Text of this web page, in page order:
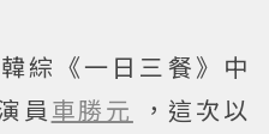
綜《一日三餐》中
員 車勝元
，這次以